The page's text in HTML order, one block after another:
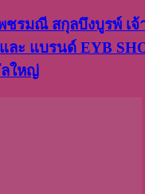
ชรมณี สกุลบึงบูรพ์ เจ้
และ แบรนด์ EYB
ลใหญ่